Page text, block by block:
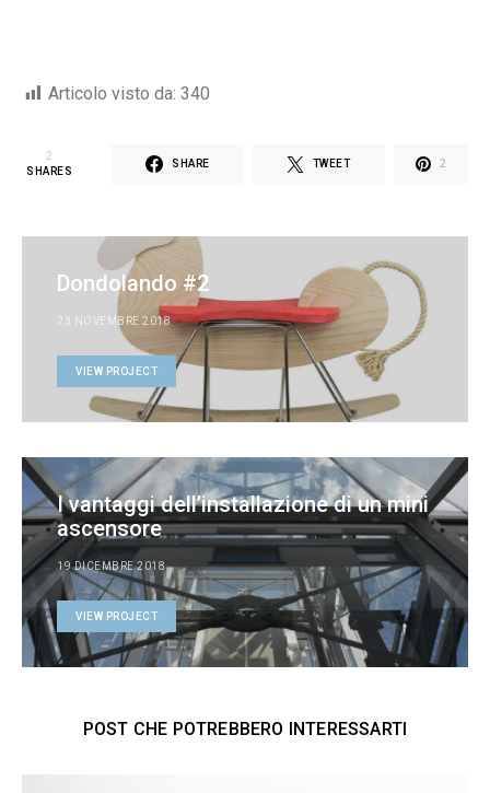
Articolo visto da: 340
2
SHARES
SHARE TWEET 2
Dondolando #2
23 NOVEMBRE 2018
VIEW PROJECT
I vantaggi dell’installazione di un mini
ascensore
19 DICEMBRE 2018
VIEW PROJECT
POST CHE POTREBBERO INTERESSARTI